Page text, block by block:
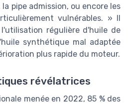
pipe admission, ou encore les
vulnérables. » Il
régulière d'huile de
synthétique mal adaptée
plus rapide du moteur.
révélatrices
menée en 2022, 85 % des